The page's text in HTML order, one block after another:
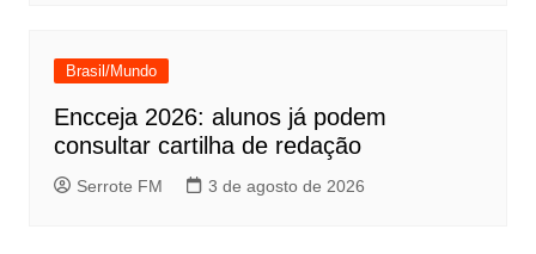
Brasil/Mundo
Encceja 2026: alunos já podem
consultar cartilha de redação
Serrote FM 3 de agosto de 2026